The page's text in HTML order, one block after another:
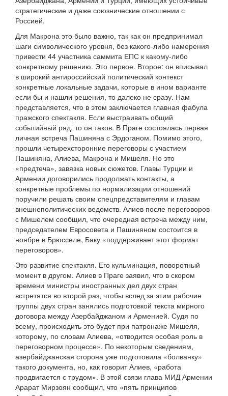
стратегические и даже союзнические отношении с
Россией.
Для Макрона это было важно, так как он предпринимал
шаги символического уровня, без какого-либо намерения
привести 44 участника саммита ЕПС к какому-либо
конкретному решению. Это первое. Второе: он вписывал
в широкий антироссийский политический контекст
конкретные локальные задачи, которые в ином варианте
если бы и нашли решения, то далеко не сразу. Нам
представляется, что в этом заключается главная фабула
пражского спектакля. Если выстраивать общий
событийный ряд, то он таков. В Праге состоялась первая
личная встреча Пашиняна с Эрдоганом. Помимо этого,
прошли четырехсторонние переговоры с участием
Пашиняна, Алиева, Макрона и Мишеля. Но это
«предтеча», завязка новых сюжетов. Главы Турции и
Армении договорились продолжать контакты, а
конкретные проблемы по нормализации отношений
поручили решать своим спецпредставителям и главам
внешнеполитических ведомств. Алиев после переговоров
с Мишелем сообщил, что очередная встреча между ним,
председателем Евросовета и Пашиняном состоится в
ноябре в Брюсселе, Баку «поддерживает этот формат
переговоров».
Это развитие спектакля. Его кульминация, поворотный
момент в другом. Алиев в Праге заявил, что в скором
времени министры иностранных дел двух стран
встретятся во второй раз, чтобы вслед за этим рабочие
группы двух стран занялись подготовкой текста мирного
договора между Азербайджаном и Арменией. Судя по
всему, происходить это будет при патронаже Мишеля,
которому, по словам Алиева, «отводится особая роль в
переговорном процессе». По некоторым сведениям,
азербайджанская сторона уже подготовила «болванку»
такого документа, но, как говорит Алиев, «работа
продвигается с трудом». В этой связи глава МИД Армении
Арарат Мирзоян сообщил, что «пять принципов